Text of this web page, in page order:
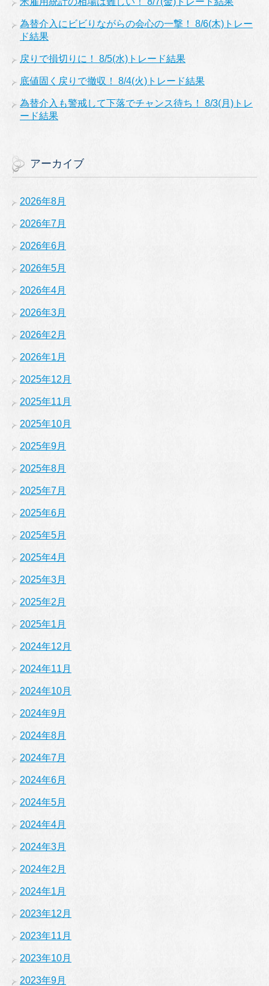
為替介入にビビりながらの会心の一撃！ 8/6(木)トレー
ド結果
戻りで損切りに！ 8/5(水)トレード結果
底値固く戻りで撤収！ 8/4(火)トレード結果
為替介入も警戒して下落でチャンス待ち！ 8/3(月)トレ
ード結果
アーカイブ
2026年8月
2026年7月
2026年6月
2026年5月
2026年4月
2026年3月
2026年2月
2026年1月
2025年12月
2025年11月
2025年10月
2025年9月
2025年8月
2025年7月
2025年6月
2025年5月
2025年4月
2025年3月
2025年2月
2025年1月
2024年12月
2024年11月
2024年10月
2024年9月
2024年8月
2024年7月
2024年6月
2024年5月
2024年4月
2024年3月
2024年2月
2024年1月
2023年12月
2023年11月
2023年10月
2023年9月